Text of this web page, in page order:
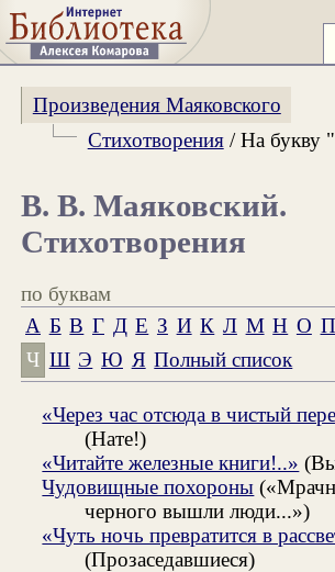
Произведения Маяковского
Стихотворения/ На букву
В. В. Маяковский.
Стихотворения
по буквам
А Б В Г Д Е З И К Л М Н О П
Ч Ш Э Ю Я Полный список
«Через час отсюда в чистый
(Нате!)
«Читайте железные книги!..»
Чудовищные похороны
черного вышли люди...»)
«Чуть ночь превратится в
(Прозаседавшиеся)